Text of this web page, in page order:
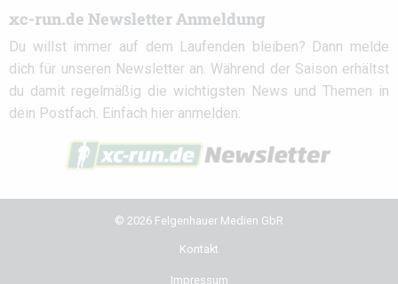
xc-run.de Newsletter Anmeldung
Du willst immer auf dem Laufenden bleiben? Dann melde
dich für unseren Newsletter an. Während der Saison erhältst
du damit regelmäßig die wichtigsten News und Themen in
dein Postfach. Einfach hier anmelden:
© 2026 Felgenhauer Medien GbR
Kontakt
Impressum